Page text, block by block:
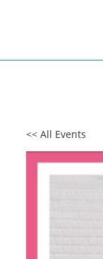
<< All Events